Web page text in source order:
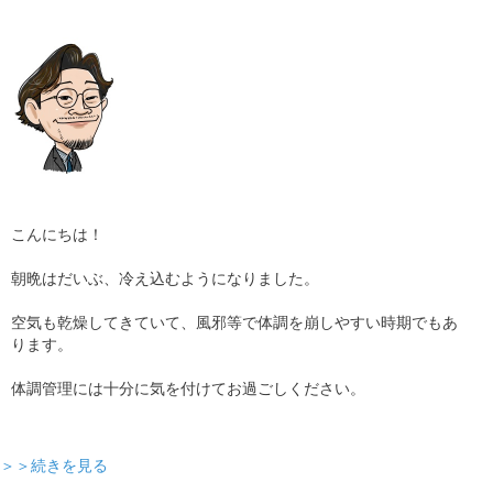
こんにちは！
朝晩はだいぶ、冷え込むようになりました。
空気も乾燥してきていて、風邪等で体調を崩しやすい時期でもあ
ります。
体調管理には十分に気を付けてお過ごしください。
＞＞続きを見る